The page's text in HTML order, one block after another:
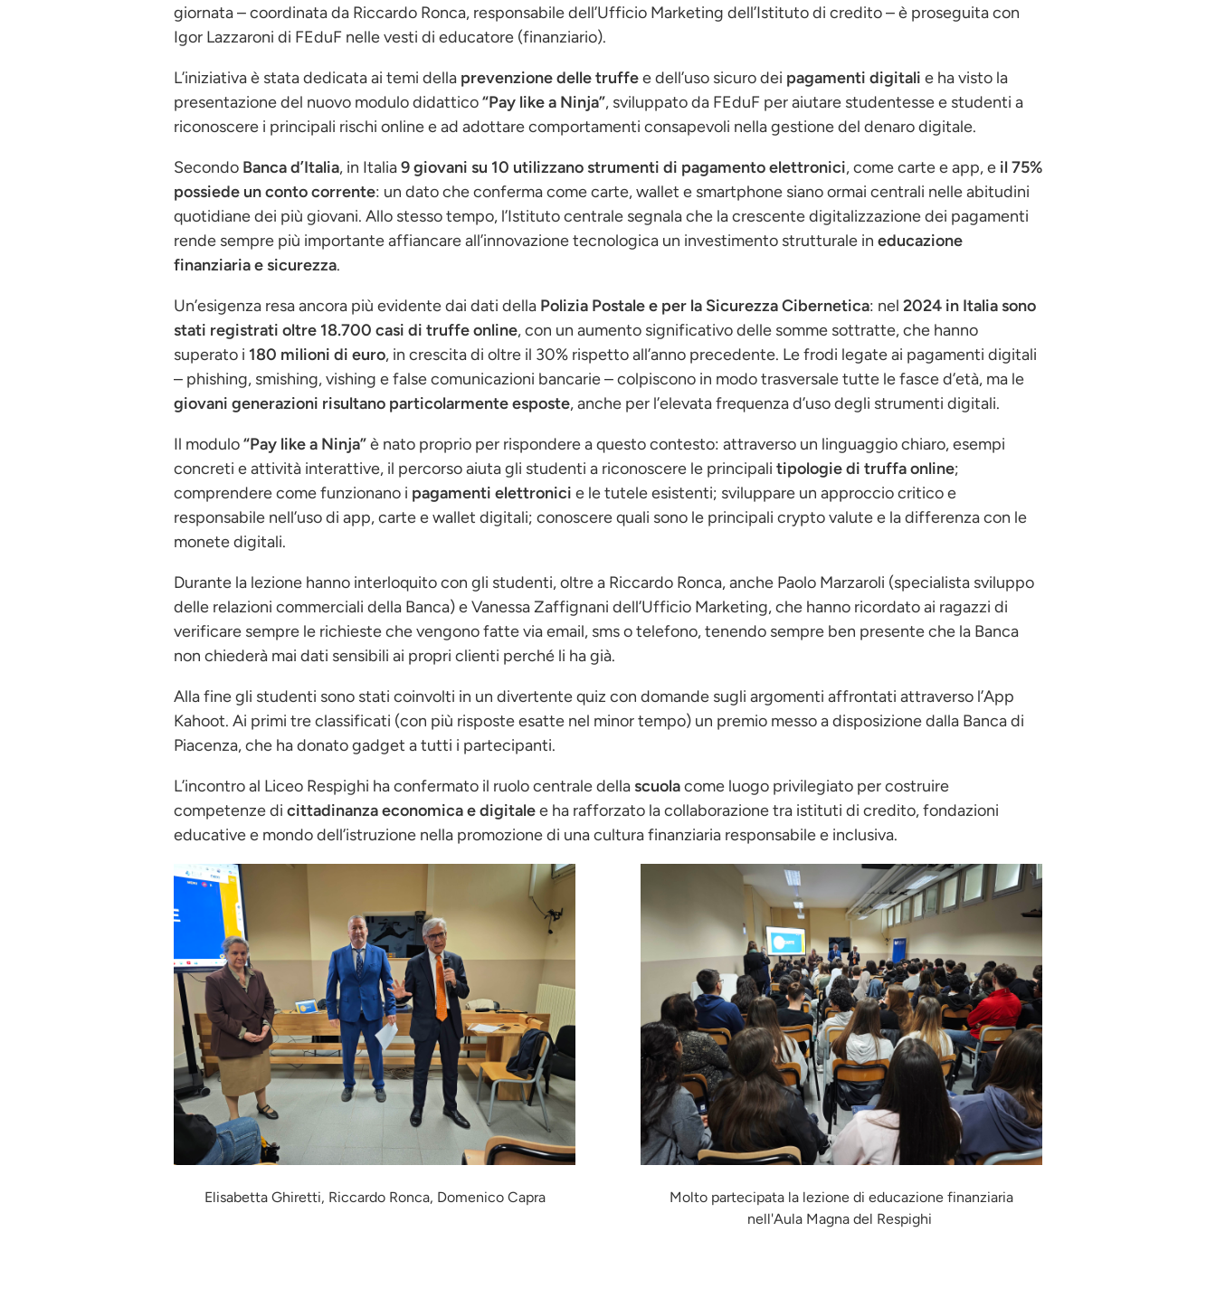
giornata – coordinata da Riccardo Ronca, responsabile dell’Ufficio Marketing dell’Istituto di credito – è proseguita con
Igor Lazzaroni di FEduF nelle vesti di educatore (finanziario).
L’iniziativa è stata dedicata ai temi della prevenzione delle truffee dell’uso sicuro dei pagamenti digitali e ha visto la
presentazione del nuovo modulo didattico“Pay like a Ninja”, sviluppato da FEduF per aiutare studentesse e studenti a
riconoscere i principali rischi online e ad adottare comportamenti consapevoli nella gestione del denaro digitale.
Secondo Banca d’Italia, in Italia9 giovani su 10 utilizzano strumenti di pagamento elettronici, come carte e app, e il 75%
possiede un conto corrente: un dato che conferma come carte, wallet e smartphone siano ormai centrali nelle abitudini
quotidiane dei più giovani. Allo stesso tempo, l’Istituto centrale segnala che la crescente digitalizzazione dei pagamenti
rende sempre più importante affiancare all’innovazione tecnologica un investimento strutturale in educazione
finanziaria e sicurezza.
Un’esigenza resa ancora più evidente dai dati della Polizia Postale e per la Sicurezza Cibernetica: nel 2024 in Italia sono
stati registrati oltre 18.700 casi di truffe online, con un aumento significativo delle somme sottratte, che hanno
superato i 180 milioni di euro, in crescita di oltre il 30% rispetto all’anno precedente. Le frodi legate ai pagamenti digitali
– phishing, smishing, vishing e false comunicazioni bancarie – colpiscono in modo trasversale tutte le fasce d’età, ma le
giovani generazioni risultano particolarmente esposte, anche per l’elevata frequenza d’uso degli strumenti digitali.
Il modulo“Pay like a Ninja”è nato proprio per rispondere a questo contesto: attraverso un linguaggio chiaro, esempi
concreti e attività interattive, il percorso aiuta gli studenti a riconoscere le principali tipologie di truffa online;
comprendere come funzionano i pagamenti elettronici e le tutele esistenti; sviluppare un approccio critico e
responsabile nell’uso di app, carte e wallet digitali; conoscere quali sono le principali crypto valute e la differenza con le
monete digitali.
Durante la lezione hanno interloquito con gli studenti, oltre a Riccardo Ronca, anche Paolo Marzaroli (specialista sviluppo
delle relazioni commerciali della Banca) e Vanessa Zaffignani dell’Ufficio Marketing, che hanno ricordato ai ragazzi di
verificare sempre le richieste che vengono fatte via email, sms o telefono, tenendo sempre ben presente che la Banca
non chiederà mai dati sensibili ai propri clienti perché li ha già.
Alla fine gli studenti sono stati coinvolti in un divertente quiz con domande sugli argomenti affrontati attraverso l’App
Kahoot. Ai primi tre classificati (con più risposte esatte nel minor tempo) un premio messo a disposizione dalla Banca di
Piacenza, che ha donato gadget a tutti i partecipanti.
L’incontro al Liceo Respighi ha confermato il ruolo centrale della scuolacome luogo privilegiato per costruire
competenze di cittadinanza economica e digitalee ha rafforzato la collaborazione tra istituti di credito, fondazioni
educative e mondo dell’istruzione nella promozione di una cultura finanziaria responsabile e inclusiva.
Immagine
Elisabetta Ghiretti, Riccardo Ronca, Domenico Capra
Molto partecipata la lezione di educazione finanziaria
nell'Aula Magna del Respighi